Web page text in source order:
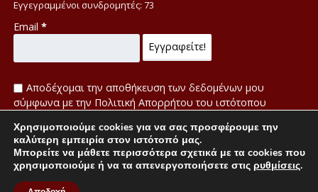
Εγγεγραμμένοι συνδρομητές: 73
Email *
Αποδέχομαι την αποθήκευση των δεδομένων μου
σύμφωνα με την Πολιτική Απορρήτου του ιστότοπου
Πολιτική απορρήτου
H Μετάφραση στην αγγλική έγινε από τον Δρ. Αγγλικής Φιλολογίας Αθανάσιο
Χρησιμοποιούμε cookies για να σας προσφέρουμε την
καλύτερη εμπειρία στον ιστότοπό μας.
Μπορείτε να μάθετε περισσότερα σχετικά με τα cookies που
χρησιμοποιούμε ή να τα απενεργοποιήσετε στις ρυθμίσεις.